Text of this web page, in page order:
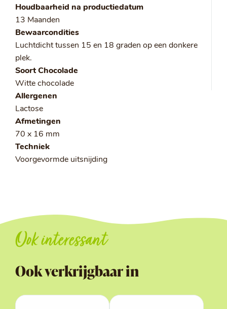
Houdbaarheid na productiedatum
13 Maanden
Bewaarcondities
Luchtdicht tussen 15 en 18 graden op een donkere
plek.
Soort Chocolade
Witte chocolade
Allergenen
Lactose
Afmetingen
70 x 16 mm
Techniek
Voorgevormde uitsnijding
Ook interessant
Ook verkrijgbaar in